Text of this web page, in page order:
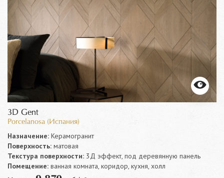
3D Gent
Porcelanosa (Испания)
Назначение: Керамогранит
Поверхность: матовая
Текстура поверхности: 3Д эффект, под деревянную панель
Помещение: ванная комната, коридор, кухня, холл